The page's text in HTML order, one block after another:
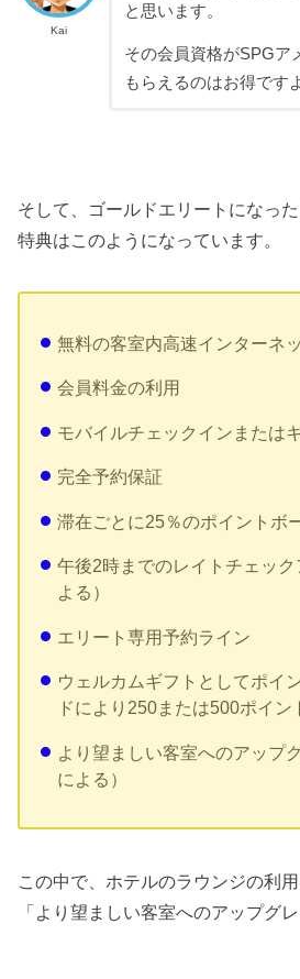
Kai
と思います。
その会員資格がSPGア
もらえるのはお得です
そして、ゴールドエリートになっ
特典はこのようになっています。
無料の客室内高速インターネ
会員料金の利用
モバイルチェックインまたは
完全予約保証
滞在ごとに25％のポイントボ
午後2時までのレイトチェッ
よる）
エリート専用予約ライン
ウェルカムギフトとしてポイ
ドにより250または500ポイン
より望ましい客室へのアップ
による）
この中で、ホテルのラウンジの利
「より望ましい客室へのアップグ